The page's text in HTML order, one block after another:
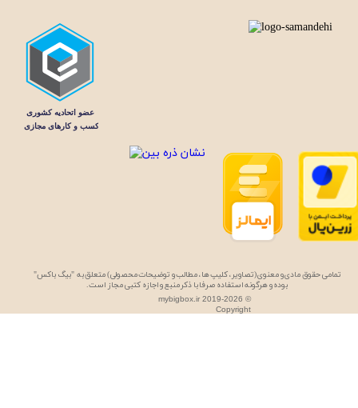
تمامی حقوق مادی و معنوی (تصاویر، کلیپ ها، مطالب و توضیحات محصولی) متعلق به "بیگ باکس"
بوده و هرگونه استفاده صرفا با ذکر منبع و اجازه کتبی مجاز است.
mybigbox.ir 2019-2026 ©
Copyright